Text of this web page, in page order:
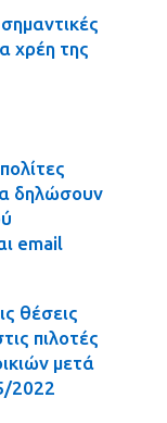
σημαντικές
χρέη της
δηλώσουν
email
θέσεις
πιλοτές
μετά
2022